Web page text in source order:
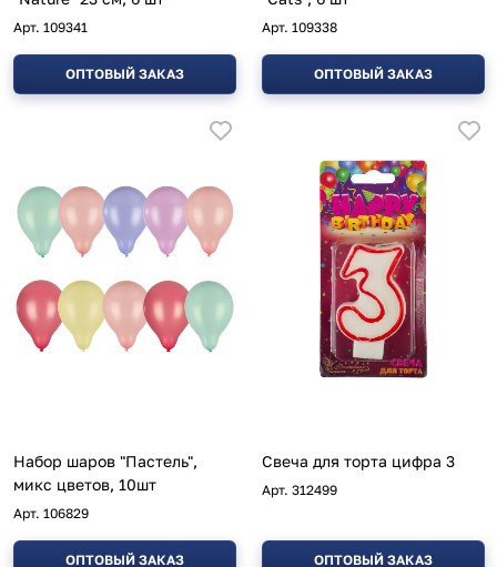
Арт. 109341
ОПТОВЫЙ ЗАКАЗ
Арт. 109338
ОПТОВЫЙ ЗАКАЗ
Набор шаров "Пастель",
микс цветов, 10шт
Арт. 106829
ОПТОВЫЙ ЗАКАЗ
Свеча для торта цифра 3
Арт. 312499
ОПТОВЫЙ ЗАКАЗ